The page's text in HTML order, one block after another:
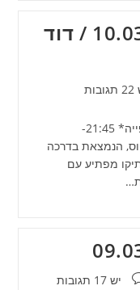
אירועי דיומא – 10.03.2017 / דוד
כדורגל: סרייה A - מחזור 28: *המלצת צפייה* 21:45-
5 וספורט 1). יובנטוס, הנמצאת בדרכה
מפתיע עם
יש 17 תגובות